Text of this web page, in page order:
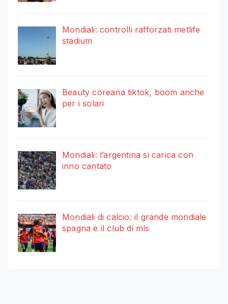
Mondiali: controlli rafforzati metlife
stadium
Beauty coreana tiktok, boom anche
per i solari
Mondiali: l’argentina si carica con
inno cantato
Mondiali di calcio: il grande mondiale
spagna e il club di mls